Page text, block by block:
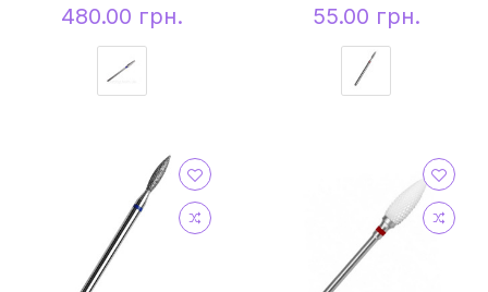
480.00 грн. 55.00 грн.